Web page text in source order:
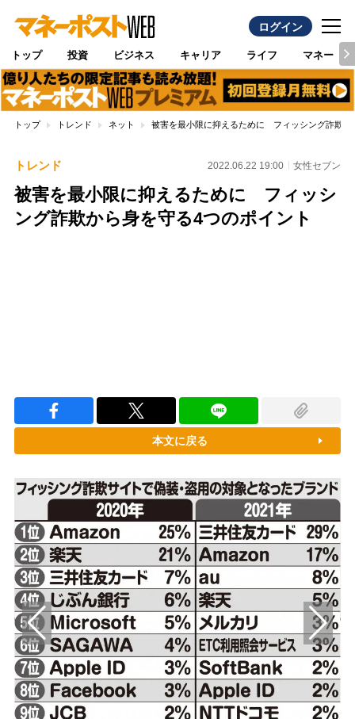
ログイン
トップ 投資 ビジネス キャリア ライフ マネー
トップ トレンド ネット 被害を最小限に抑えるために フィッシング詐欺か
トレンド 2022.06.22 19:00 女性セブン
被害を最小限に抑えるために フィッシ
ング詐欺から身を守る4つのポイント
本文に戻る